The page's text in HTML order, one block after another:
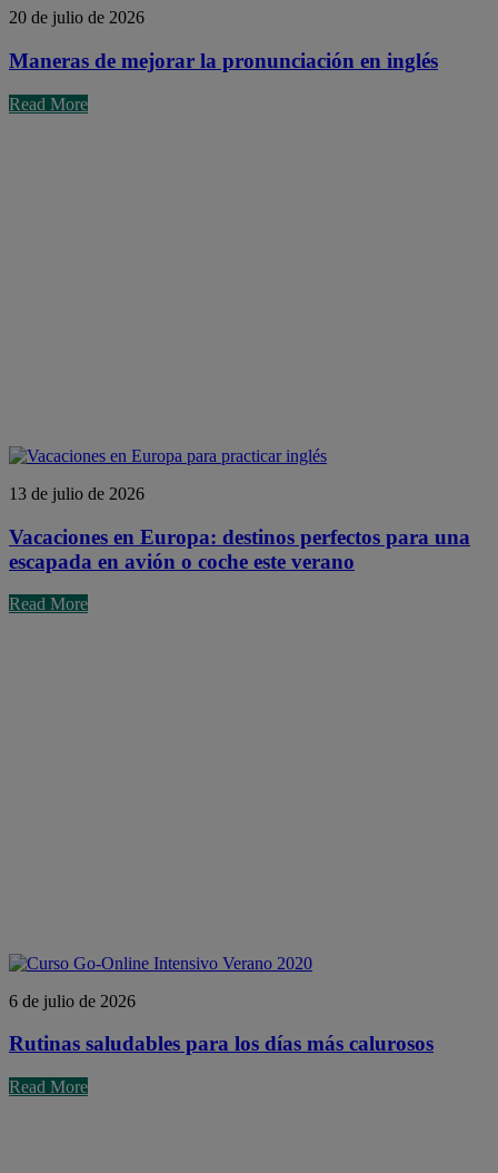
20 de julio de 2026
Maneras de mejorar la pronunciación en inglés
Read More
13 de julio de 2026
Vacaciones en Europa: destinos perfectos para una
escapada en avión o coche este verano
Read More
6 de julio de 2026
Rutinas saludables para los días más calurosos
Read More